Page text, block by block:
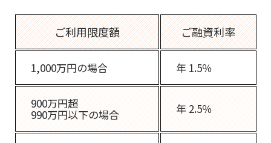
ご利用限度額 ご融資利率
1,000万円の場合 年 1.5％
900万円超
990万円以下の場合 年 2.5％